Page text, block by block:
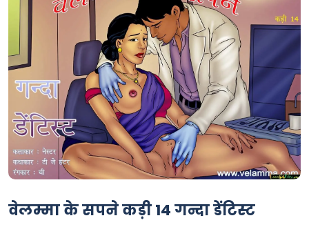
वेलम्मा के सपने कड़ी 14 गन्दा डेंटिस्ट